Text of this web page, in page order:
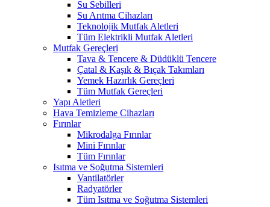
Su Sebilleri
Su Arıtma Cihazları
Teknolojik Mutfak Aletleri
Tüm Elektrikli Mutfak Aletleri
Mutfak Gereçleri
Tava & Tencere & Düdüklü Tencere
Çatal & Kaşık & Bıçak Takımları
Yemek Hazırlık Gereçleri
Tüm Mutfak Gereçleri
Yapı Aletleri
Hava Temizleme Cihazları
Fırınlar
Mikrodalga Fırınlar
Mini Fırınlar
Tüm Fırınlar
Isıtma ve Soğutma Sistemleri
Vantilatörler
Radyatörler
Tüm Isıtma ve Soğutma Sistemleri